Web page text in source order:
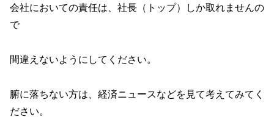
会社においての責任は、社長（トップ）しか取れませんの
で
間違えないようにしてください。
腑に落ちない方は、経済ニュースなどを見て考えてみてく
ださい。